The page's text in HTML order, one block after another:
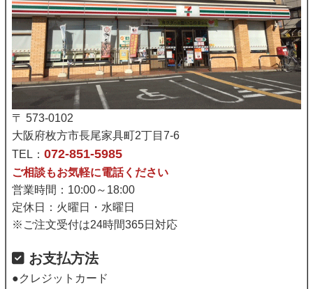
〒 573-0102
大阪府枚方市長尾家具町2丁目7-6
TEL： 072-851-5985
ご相談もお気軽に電話ください
営業時間：10:00～18:00
定休日：火曜日・水曜日
※ご注文受付は24時間365日対応
お支払方法
●クレジットカード